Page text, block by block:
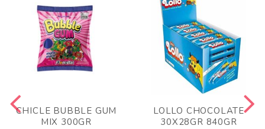
CHICLE BUBBLE GUM
MIX 300GR
LOLLO CHOCOLATE
30X28GR 840GR